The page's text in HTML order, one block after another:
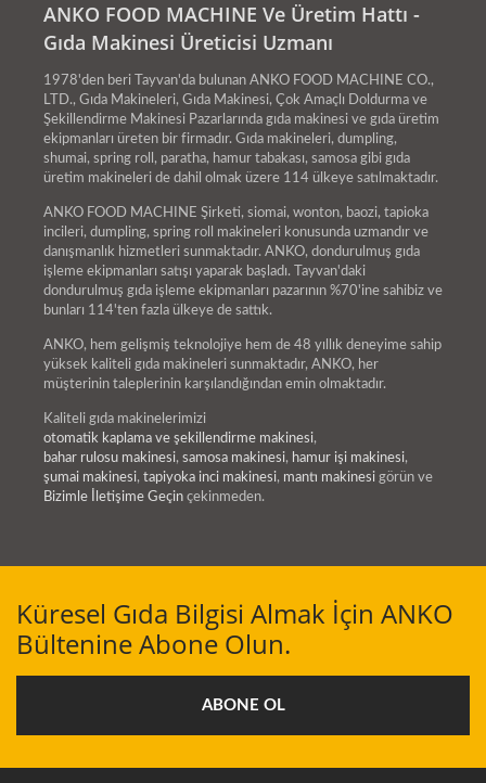
ANKO FOOD MACHINE Ve Üretim Hattı -
Gıda Makinesi Üreticisi Uzmanı
1978'den beri Tayvan'da bulunan ANKO FOOD MACHINE CO.,
LTD., Gıda Makineleri, Gıda Makinesi, Çok Amaçlı Doldurma ve
Şekillendirme Makinesi Pazarlarında gıda makinesi ve gıda üretim
ekipmanları üreten bir firmadır. Gıda makineleri, dumpling,
shumai, spring roll, paratha, hamur tabakası, samosa gibi gıda
üretim makineleri de dahil olmak üzere 114 ülkeye satılmaktadır.
ANKO FOOD MACHINE Şirketi, siomai, wonton, baozi, tapioka
incileri, dumpling, spring roll makineleri konusunda uzmandır ve
danışmanlık hizmetleri sunmaktadır. ANKO, dondurulmuş gıda
işleme ekipmanları satışı yaparak başladı. Tayvan'daki
dondurulmuş gıda işleme ekipmanları pazarının %70'ine sahibiz ve
bunları 114'ten fazla ülkeye de sattık.
ANKO, hem gelişmiş teknolojiye hem de 48 yıllık deneyime sahip
yüksek kaliteli gıda makineleri sunmaktadır, ANKO, her
müşterinin taleplerinin karşılandığından emin olmaktadır.
Kaliteli gıda makinelerimizi
otomatik kaplama ve şekillendirme makinesi,
bahar rulosu makinesi, samosa makinesi, hamur işi makinesi,
şumai makinesi, tapiyoka inci makinesi, mantı makinesi görün ve
Bizimle İletişime Geçin çekinmeden.
Küresel Gıda Bilgisi Almak İçin ANKO
Bültenine Abone Olun.
ABONE OL